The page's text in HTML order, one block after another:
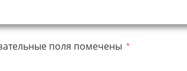
поля помечены *